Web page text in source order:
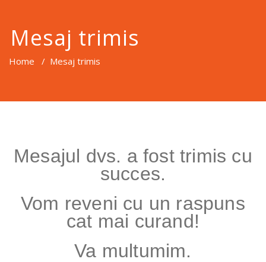
Mesaj trimis
Home / Mesaj trimis
Mesajul dvs. a fost trimis cu
succes.
Vom reveni cu un raspuns
cat mai curand!
Va multumim.